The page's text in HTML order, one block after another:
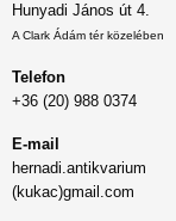
Hunyadi János út 4.
A Clark Ádám tér közelében
Telefon
+36 (20) 988 0374
E-mail
hernadi.antikvarium
(kukac)gmail.com